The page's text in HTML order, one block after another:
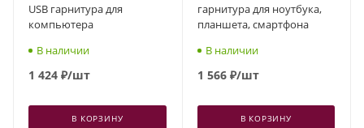
USB гарнитура для
компьютера
В наличии
1 424 ₽/шт
В КОРЗИНУ
гарнитура для ноутбука,
планшета, смартфона
В наличии
1 566₽/шт
В КОРЗИНУ